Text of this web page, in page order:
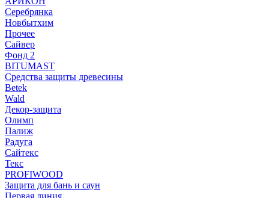
Серебрянка
Новбытхим
Прочее
Сайвер
Фонд 2
BITUMAST
Средства защиты древесины
Betek
Wald
Декор-защита
Олимп
Палиж
Радуга
Сайтекс
Текс
PROFIWOOD
Защита для бань и саун
Первая линия